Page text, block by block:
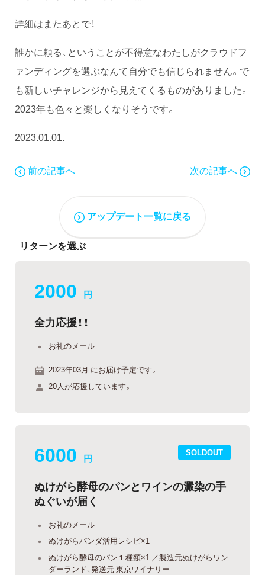
詳細はまたあとで！
誰かに頼る、ということが不得意なわたしがクラウドフ
ァンディングを選ぶなんて自分でも信じられません。で
も新しいチャレンジから見えてくるものがありました。
2023年も色々と楽しくなりそうです。
2023.01.01.
前の記事へ 次の記事へ
アップデート一覧に戻る
リターンを選ぶ
2000 円
全力応援！！
お礼のメール
2023年03月 にお届け予定です。
20人が応援しています。
SOLDOUT
6000 円
ぬけがら酵母のパンとワインの澱染の手
ぬぐいが届く
お礼のメール
ぬけがらパンダ活用レシピ×1
ぬけがら酵母のパン１種類×1 ／製造元ぬけがらワン
ダーランド、発送元 東京ワイナリー